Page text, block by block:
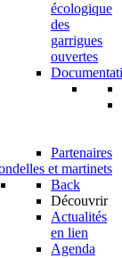
écologique
des
garrigues
ouvertes
Partenaires
et martinets
Back
Découvrir
Actualités
en lien
Agenda